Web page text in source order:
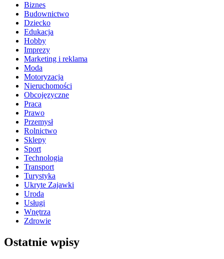
Biznes
Budownictwo
Dziecko
Edukacja
Hobby
Imprezy
Marketing i reklama
Moda
Motoryzacja
Nieruchomości
Obcojęzyczne
Praca
Prawo
Przemysł
Rolnictwo
Sklepy
Sport
Technologia
Transport
Turystyka
Ukryte Zajawki
Uroda
Usługi
Wnętrza
Zdrowie
Ostatnie wpisy